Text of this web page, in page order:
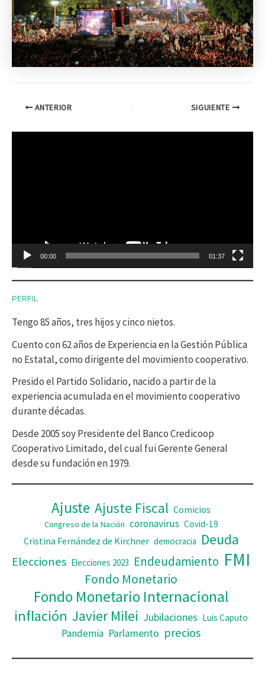
ANTERIOR SIGUIENTE
d
c
t
o
r
d
e
v
d
e
o
00:00 01:37
PERFIL
Tengo 85 años, tres hijos y cinco nietos.
Cuento con 62 años de Experiencia en la Gestión Pública
no Estatal, como dirigente del movimiento cooperativo.
Presido el Partido Solidario, nacido a partir de la
experiencia acumulada en el movimiento cooperativo
durante décadas.
Desde 2005 soy Presidente del Banco Credicoop
Cooperativo Limitado, del cual fui Gerente General
desde su fundación en 1979.
Ajuste Ajuste Fiscal Comicios
Congreso de la Nación coronavirus Covid-19
Cristina Fernández de Kirchner democracia Deuda
Elecciones Elecciones 2023 Endeudamiento FMI
Fondo Monetario
Fondo Monetario Internacional
inflación Javier Milei Jubilaciones Luis Caputo
Pandemia Parlamento precios